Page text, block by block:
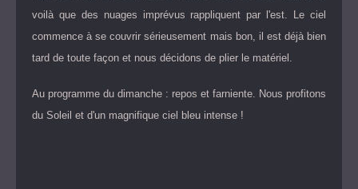
voilà que des nuages imprévus rappliquent par l'est. Le ciel
commence à se couvrir sérieusement mais bon, il est déjà bien
tard de toute façon et nous décidons de plier le matériel.
Au programme du dimanche : repos et farniente. Nous profitons
du Soleil et d'un magnifique ciel bleu intense !